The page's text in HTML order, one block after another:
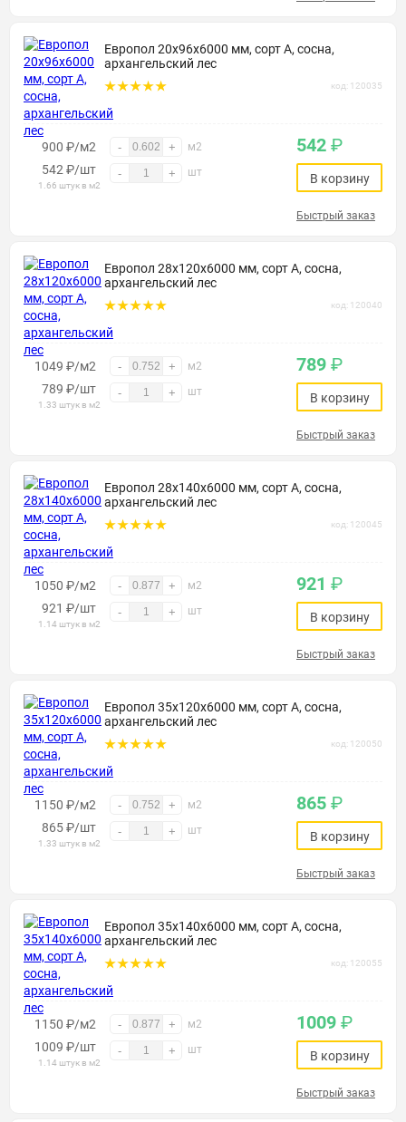
Европол 20х96х6000 мм, сорт А, сосна,
архангельский лес
код: 120035
900 ₽/м2 - + м2
542 ₽/шт
1.66 штук в м2
- + шт
542 ₽
В корзину
Быстрый заказ
Европол 28х120х6000 мм, сорт А, сосна,
архангельский лес
код: 120040
1049 ₽/м2 - + м2
789 ₽/шт
1.33 штук в м2
- + шт
789 ₽
В корзину
Быстрый заказ
Европол 28х140х6000 мм, сорт А, сосна,
архангельский лес
код: 120045
1050 ₽/м2 - + м2
921 ₽/шт
1.14 штук в м2
- + шт
921 ₽
В корзину
Быстрый заказ
Европол 35х120х6000 мм, сорт А, сосна,
архангельский лес
код: 120050
1150 ₽/м2 - + м2
865₽/шт
1.33 штук в м2
- + шт
865 ₽
В корзину
Быстрый заказ
Европол 35х140х6000 мм, сорт А, сосна,
архангельский лес
код: 120055
1150 ₽/м2 - + м2
1009 ₽/шт
1.14 штук в м2
- + шт
1009 ₽
В корзину
Быстрый заказ